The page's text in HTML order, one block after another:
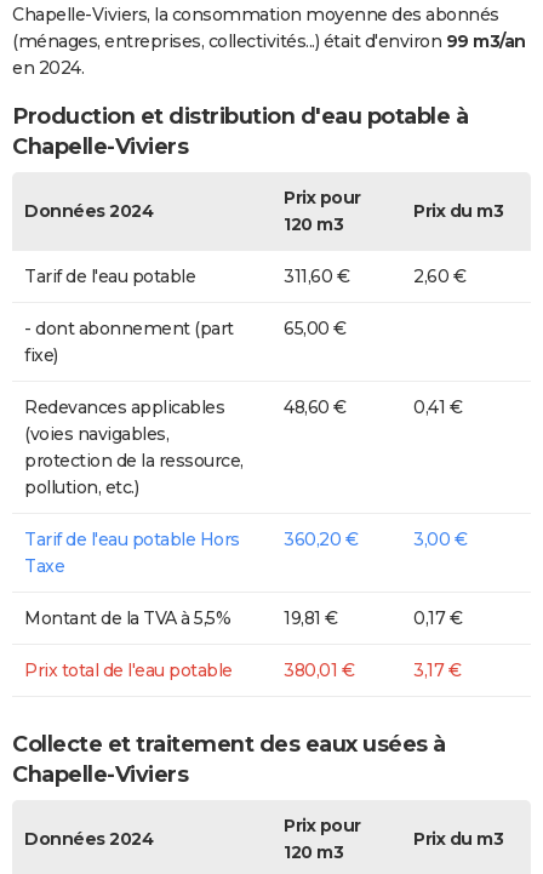
Chapelle-Viviers, la consommation moyenne des abonnés
(ménages, entreprises, collectivités...) était d'environ 99 m3/an
en 2024.
Production et distribution d'eau potable à
Chapelle-Viviers
Données 2024
Prix pour
120 m3
Prix du m3
Tarif de l'eau potable 311,60 € 2,60 €
- dont abonnement (part
fixe)
65,00 €
Redevances applicables
(voies navigables,
protection de la ressource,
pollution, etc.)
48,60 € 0,41 €
Tarif de l'eau potable Hors
Taxe
360,20 € 3,00 €
Montant de la TVA à 5,5% 19,81 € 0,17 €
Prix total de l'eau potable 380,01 € 3,17 €
Collecte et traitement des eaux usées à
Chapelle-Viviers
Données 2024
Prix pour
120 m3
Prix du m3